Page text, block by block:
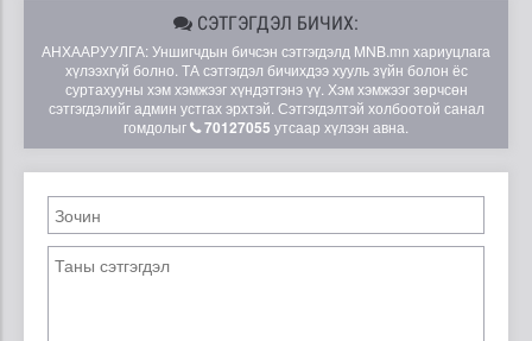
СЭТГЭГДЭЛ БИЧИХ:
АНХААРУУЛГА: Уншигчдын бичсэн сэтгэгдэлд MNB.mn хариуцлага
хүлээхгүй болно. ТА сэтгэгдэл бичихдээ хууль зүйн болон ёс
суртахууны хэм хэмжээг хүндэтгэнэ үү. Хэм хэмжээг зөрчсөн
сэтгэгдэлийг админ устгах эрхтэй. Сэтгэгдэлтэй холбоотой санал
гомдолыг
70127055 утсаар хүлээн авна.